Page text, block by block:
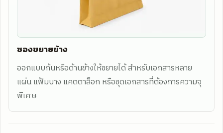
ซองขยายข้าง
ออกแบบก้นหรือด้านข้างให้ขยายได้ สำหรับเอกสารหลาย
แผ่น แฟ้มบาง แคตตาล็อก หรือชุดเอกสารที่ต้องการความจุ
พิเศษ